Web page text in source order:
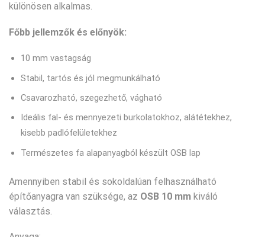
különösen alkalmas.
Főbb jellemzők és előnyök:
10 mm vastagság
Stabil, tartós és jól megmunkálható
Csavarozható, szegezhető, vágható
Ideális fal- és mennyezeti burkolatokhoz, alátétekhez,
kisebb padlófelületekhez
Természetes fa alapanyagból készült OSB lap
Amennyiben stabil és sokoldalúan felhasználható
építőanyagra van szüksége, az OSB 10 mm kiváló
választás.